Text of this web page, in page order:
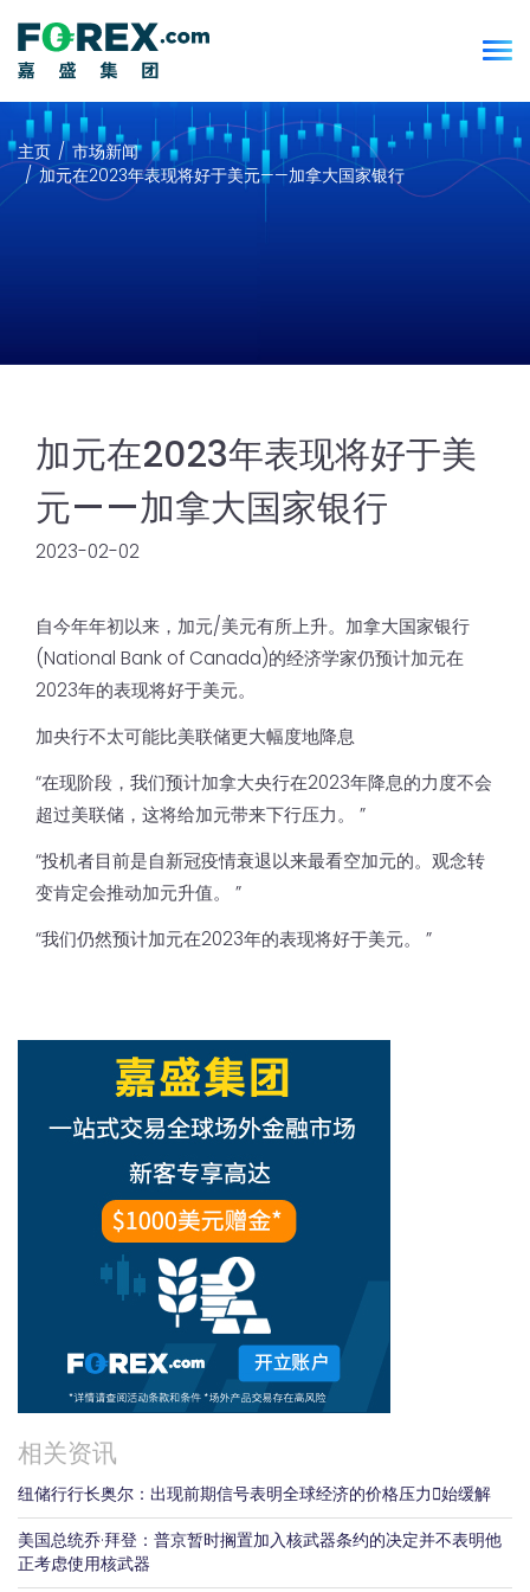
主页
市场新闻
加元在2023年表现将好于美元——加拿大国家银行
加元在2023年表现将好于美
元——加拿大国家银行
2023-02-02
自今年年初以来，加元/美元有所上升。加拿大国家银行
(National Bank of Canada)的经济学家仍预计加元在
2023年的表现将好于美元。
加央行不太可能比美联储更大幅度地降息
“在现阶段，我们预计加拿大央行在2023年降息的力度不会
超过美联储，这将给加元带来下行压力。 ”
“投机者目前是自新冠疫情衰退以来最看空加元的。观念转
变肯定会推动加元升值。 ”
“我们仍然预计加元在2023年的表现将好于美元。 ”
相关资讯
纽储行行长奥尔：出现前期信号表明全球经济的价格压力𫔭始缓解
美国总统乔·拜登：普京暂时搁置加入核武器条约的决定并不表明他
正考虑使用核武器